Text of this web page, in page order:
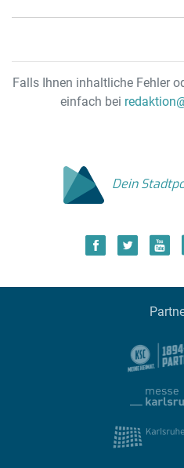
Falls Ihnen inhaltliche Fehler
einfach bei
Dein